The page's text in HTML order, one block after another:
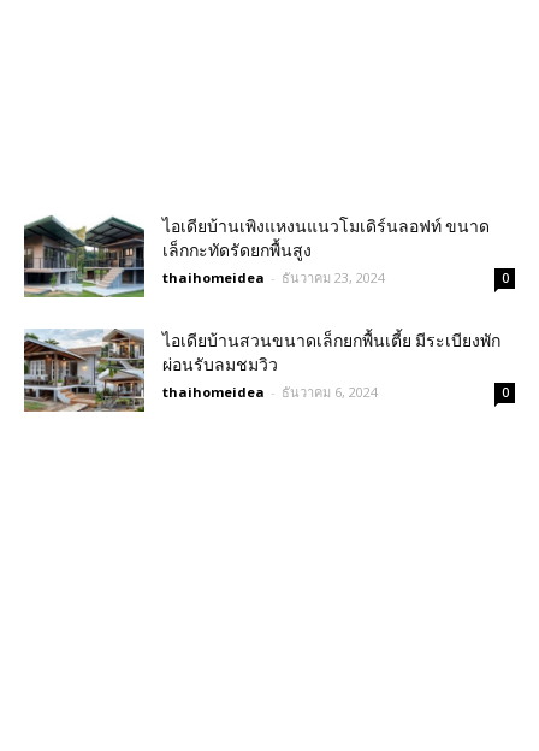
ไอเดียบ้านเพิงแหงนแนวโมเดิร์นลอฟท์ ขนาด
เล็กกะทัดรัดยกพื้นสูง
thaihomeidea - ธันวาคม 23, 2024 0
ไอเดียบ้านสวนขนาดเล็กยกพื้นเตี้ย มีระเบียงพัก
ผ่อนรับลมชมวิว
thaihomeidea - ธันวาคม 6, 2024 0